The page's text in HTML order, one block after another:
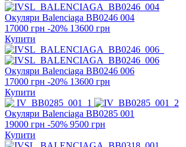
Окуляри Balenciaga BB0246 004
17000 грн -20% 13600 грн
Купити
Окуляри Balenciaga BB0246 006
17000 грн -20% 13600 грн
Купити
Окуляри Balenciaga BB0285 001
19000 грн -50% 9500 грн
Купити